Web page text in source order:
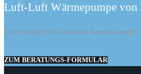
Luft-Luft Wärmepumpe
Unverbindlich & kostenlos beraten lassen!
ZUM BERATUNGS-FORMULAR